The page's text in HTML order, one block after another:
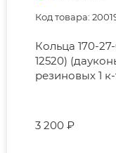
Код товара:
Кольца 170-27-
12520)
резиновых 1
3 200 ₽